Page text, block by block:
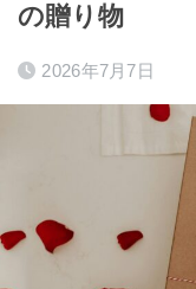
の贈り物
2026年7月7日